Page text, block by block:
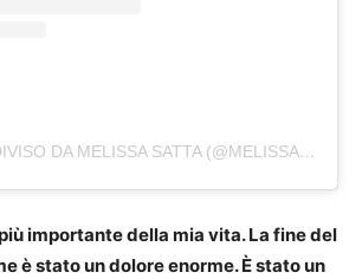
UN POST CONDIVISO DA MELISSA SATTA (@MELISSASATTA)
importante della mia vita. La fine del
è stato un dolore enorme. È stato un